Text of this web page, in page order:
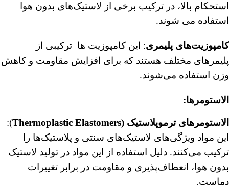
استحکام بالا، در ترکیب برخی از لاستیک‌های بدون هوا
استفاده می شوند.
کامپوزیت‌های پلیمری: این کامپوزیت ها ترکیبی از
پلیمرهای مختلف هستند که برای افزایش مقاومت و کاهش
وزن استفاده می‌شوند.
الاستومرها:
الاستومرهای ترموپلاستیک (Thermoplastic Elastomers
):
این مواد ویژگی‌های لاستیک‌های سنتی و پلاستیک‌ها را
ترکیب می‌کنند. دلیل استفاده از این مواد در تولید لاستیک
بدون هوا، انعطاف‌پذیری و مقاومت در برابر تغییرات
دماست.